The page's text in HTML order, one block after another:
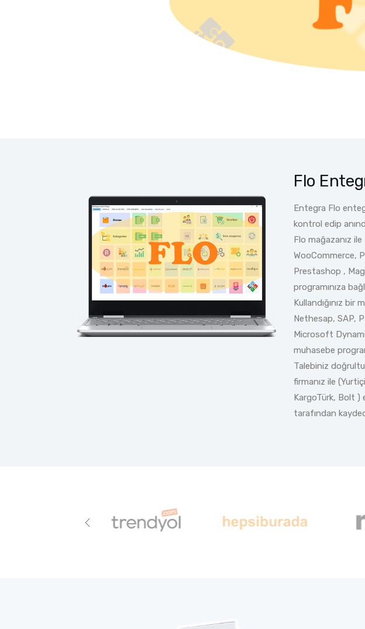
Flo
Entegra Flo
kontrol edip
Flo mağazanız
WooCommerce,
Prestashop ,
programınıza
Kullandığınız
Nethesap, SAP,
Microsoft
muhasebe
Talebiniz
firmanız ile
KargoTürk, Bolt )
tarafından